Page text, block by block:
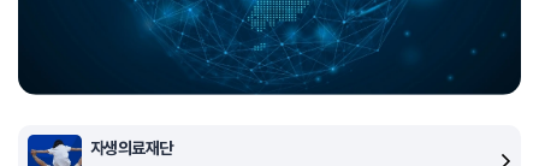
자생의료재단